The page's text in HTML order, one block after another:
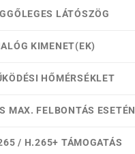
LÁTÓSZÖG
KIMENET(EK)
HŐMÉRSÉKLET
MAX. FELBONTÁS ESETÉN
/ H.265+ TÁMOGATÁS